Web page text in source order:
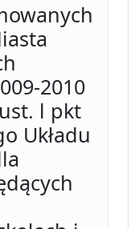
2010
l pkt
Układu